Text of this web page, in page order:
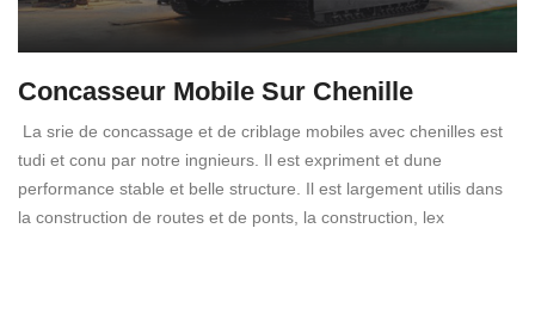
Concasseur Mobile Sur Chenille
La srie de concassage et de criblage mobiles avec chenilles est
tudi et conu par notre ingnieurs. Il est expriment et dune
performance stable et belle structure. Il est largement utilis dans
la construction de routes et de ponts, la construction, lex